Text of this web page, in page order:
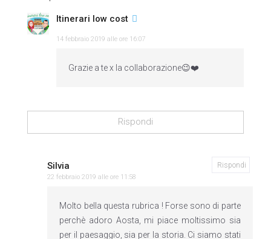
Itinerari low cost
14 febbraio 2019 alle ore 16:07
Grazie a te x la collaborazione😉❤️
Rispondi
Silvia
22 febbraio 2019 alle ore 11:58
Molto bella questa rubrica ! Forse sono di parte
perchè adoro Aosta, mi piace moltissimo sia
per il paesaggio, sia per la storia. Ci siamo stati
Rispondi